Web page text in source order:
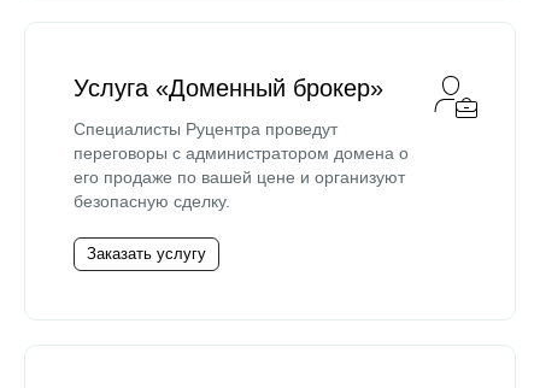
Услуга «Доменный брокер»
Специалисты Руцентра проведут
переговоры с администратором домена о
его продаже по вашей цене и организуют
безопасную сделку.
Заказать услугу